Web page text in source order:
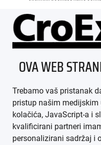
OVA WEB
Trebamo vaš pristanak
pristup našim
kolačića, JavaScript-a i
kvalificirani partneri
personalizirani sadržaj i